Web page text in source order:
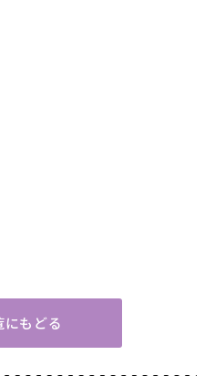
にもどる